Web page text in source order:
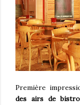
Première
des airs de